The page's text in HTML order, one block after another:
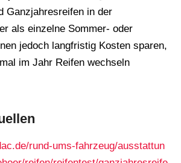
Ganzjahresreifen in der
als einzelne Sommer- oder
jedoch langfristig Kosten sparen,
im Jahr Reifen wechseln
rund-ums-fahrzeug/ausstattun